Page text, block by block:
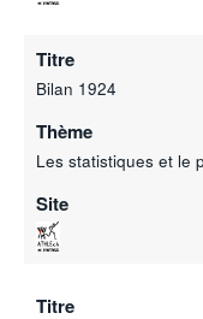
Titre
Bilan 1924
Thème
Les statistiques et le
Site
Titre